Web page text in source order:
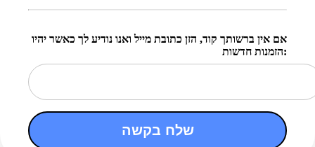
אם אין ברשותך קוד, הזן כתובת מייל ואנו נודיע לך כאשר יהיו
הזמנות חדשות:
שלח בקשה